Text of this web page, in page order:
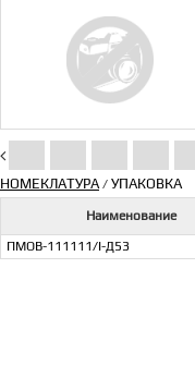
НОМЕКЛАТУРА/ УПАКОВКА
Наименование
ПМОВ-111111/I-Д53